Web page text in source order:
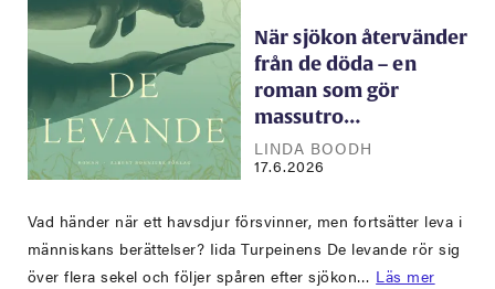
När sjökon återvänder
från de döda – en
roman som gör
massutro…
LINDA BOODH
17.6.2026
Vad händer när ett havsdjur försvinner, men fortsätter leva i
människans berättelser? Iida Turpeinens De levande rör sig
över flera sekel och följer spåren efter sjökon… Läs mer